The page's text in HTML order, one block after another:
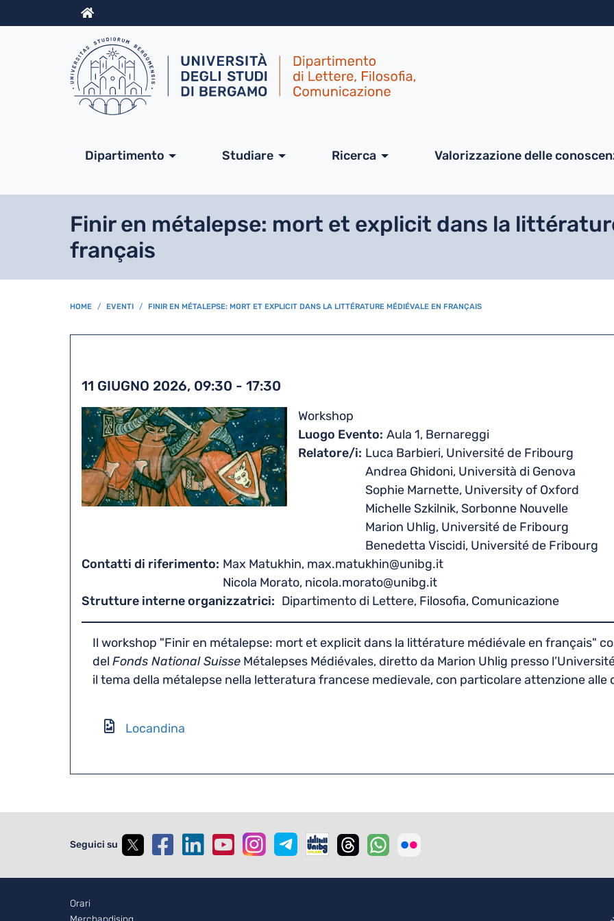
Info
Navigazione principale
Dipartimento Studiare Ricerca Valorizzazione delle
Finir en métalepse: mort et explicit dans la
français
BREADCRUMB
HOME EVENTI FINIR EN MÉTALEPSE: MORT ET EXPLICIT DANS LA LITTÉRATURE MÉDIÉVALE EN FRANÇAIS
11 GIUGNO 2026, 09:30 - 17:30
Workshop
Luogo Evento Aula 1, Bernareggi
Relatore/i Luca Barbieri, Université de Fribourg
Andrea Ghidoni, Università di Genova
Sophie Marnette, University of Oxford
Michelle Szkilnik, Sorbonne Nouvelle
Marion Uhlig, Université de Fribourg
Benedetta Viscidi, Université de Fribourg
Contatti di riferimento Max Matukhin, max.matukhin@unibg.it
Nicola Morato, nicola.morato@unibg.it
Strutture interne organizzatrici
Dipartimento di Lettere, Filosofia, Comunicazione
Il workshop "Finir en métalepse: mort et explicit dans la littérature médiévale en français"
del Fonds National Suisse Métalepses Médiévales, diretto da Marion Uhlig presso
il tema della métalepse nella letteratura francese medievale, con particolare attenzione alle
Locandina
Seguici su
Footer - 2
Orari